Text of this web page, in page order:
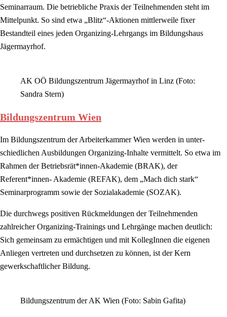
Seminarraum. Die betriebliche Praxis der Teilnehmenden steht im
Mittelpunkt. So sind etwa „Blitz“-Aktionen mittlerweile fixer
Bestandteil eines jeden Organizing-Lehrgangs im Bildungshaus
Jägermayrhof.
AK OÖ Bildungszentrum Jägermayrhof in Linz (Foto:
Sandra Stern)
Bildungszentrum Wien
Im Bildungszentrum der Arbeiterkammer Wien werden in unter-
schiedlichen Ausbildungen Organizing-Inhalte vermittelt. So etwa im
Rahmen der Betriebsrät*innen-Akademie (BRAK), der
Referent*innen- Akademie (REFAK), dem „Mach dich stark“
Seminarprogramm sowie der Sozialakademie (SOZAK).
Die durchwegs positiven Rückmeldungen der Teilnehmenden
zahlreicher Organizing-Trainings und Lehrgänge machen deutlich:
Sich gemeinsam zu ermächtigen und mit KollegInnen die eigenen
Anliegen vertreten und durchsetzen zu können, ist der Kern
gewerkschaftlicher Bildung.
Bildungszentrum der AK Wien (Foto: Sabin Gafita)